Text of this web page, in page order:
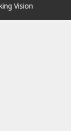
Vision